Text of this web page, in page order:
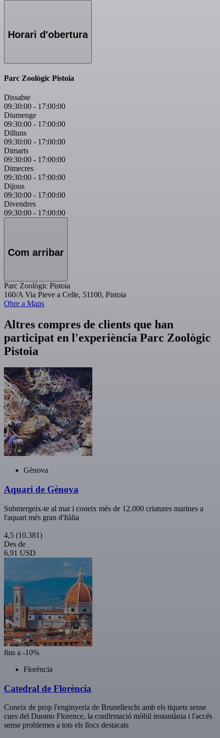
Horari d'obertura
Parc Zoològic Pistoia
Dissabte
09:30:00 - 17:00:00
Diumenge
09:30:00 - 17:00:00
Dilluns
09:30:00 - 17:00:00
Dimarts
09:30:00 - 17:00:00
Dimecres
09:30:00 - 17:00:00
Dijous
09:30:00 - 17:00:00
Divendres
09:30:00 - 17:00:00
Com arribar
Parc Zoològic Pistoia
160/A Via Pieve a Celle, 51100, Pistoia
Obre a Maps
Altres compres de clients que han
participat en l'experiència Parc Zoològic
Pistoia
Gènova
Aquari de Gènova
Submergeix-te al mar i coneix més de 12.000 criatures marines a
l'aquari més gran d'Itàlia
4,5 (10.381)
Des de
6,91 USD
fins a -10%
Florència
Catedral de Florència
Coneix de prop l'enginyeria de Brunelleschi amb els tiquets sense
cues del Duomo Florence, la confirmació mòbil instantània i l'accés
sense problemes a tots els llocs destacats